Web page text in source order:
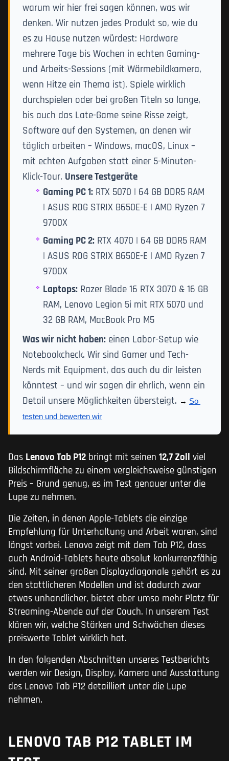
warum wir hier frei sagen können, was wir
denken. Wir nutzen jedes Produkt so, wie du
es zu Hause nutzen würdest: Hardware
mehrere Tage bis Wochen in echten Gaming-
und Arbeits-Sessions (mit Wärmebildkamera,
wenn Hitze ein Thema ist), Spiele wirklich
durchspielen oder bei großen Titeln so lange,
bis auch das Late-Game seine Risse zeigt,
Software auf den Systemen, an denen wir
täglich arbeiten – Windows, macOS, Linux –
mit echten Aufgaben statt einer 5-Minuten-
Klick-Tour. Unsere Testgeräte
Gaming PC 1: RTX 5070 | 64 GB DDR5 RAM
| ASUS ROG STRIX B650E-E | AMD Ryzen 7
9700X
Gaming PC 2: RTX 4070 | 64 GB DDR5 RAM
| ASUS ROG STRIX B650E-E | AMD Ryzen 7
9700X
Laptops: Razer Blade 16 RTX 3070 & 16 GB
RAM, Lenovo Legion 5i mit RTX 5070 und
32 GB RAM, MacBook Pro M5
Was wir nicht haben: einen Labor-Setup wie
Notebookcheck. Wir sind Gamer und Tech-
Nerds mit Equipment, das auch du dir leisten
könntest – und wir sagen dir ehrlich, wenn ein
Detail unsere Möglichkeiten übersteigt. → So
testen und bewerten wir
Das Lenovo Tab P12 bringt mit seinen 12,7 Zoll viel
Bildschirmfläche zu einem vergleichsweise günstigen
Preis – Grund genug, es im Test genauer unter die
Lupe zu nehmen.
Die Zeiten, in denen Apple-Tablets die einzige
Empfehlung für Unterhaltung und Arbeit waren, sind
längst vorbei. Lenovo zeigt mit dem Tab P12, dass
auch Android-Tablets heute absolut konkurrenzfähig
sind. Mit seiner großen Displaydiagonale gehört es zu
den stattlicheren Modellen und ist dadurch zwar
etwas unhandlicher, bietet aber umso mehr Platz für
Streaming-Abende auf der Couch. In unserem Test
klären wir, welche Stärken und Schwächen dieses
preiswerte Tablet wirklich hat.
In den folgenden Abschnitten unseres Testberichts
werden wir Design, Display, Kamera und Ausstattung
des Lenovo Tab P12 detailliert unter die Lupe
nehmen.
LENOVO TAB P12 TABLET IM